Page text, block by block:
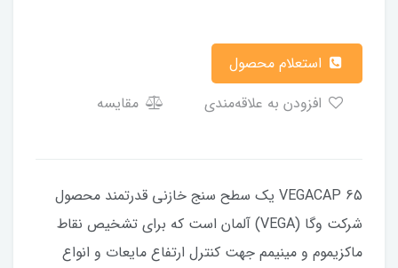
مقایسه
VEGACAP 65 یک سطح سنج خازنی قدرتمند محصول
شرکت وگا (VEGA) آلمان است که برای تشخیص نقاط
ماکزیموم و مینیمم جهت کنترل ارتفاع مایعات و انواع